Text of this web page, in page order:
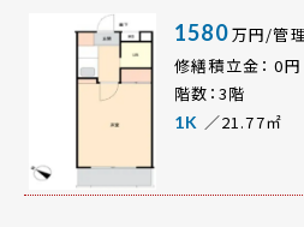
1580万円/管
修繕積立金： 0円
階数：3階
1K ／21.77㎡